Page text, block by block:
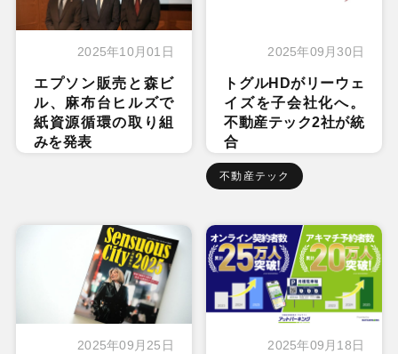
2025年10月01日
エプソン販売と森ビ
ル、麻布台ヒルズで
紙資源循環の取り組
みを発表
2025年09月30日
トグルHDがリーウェ
イズを子会社化へ。
不動産テック2社が統
合
不動産テック
2025年09月25日 2025年09月18日